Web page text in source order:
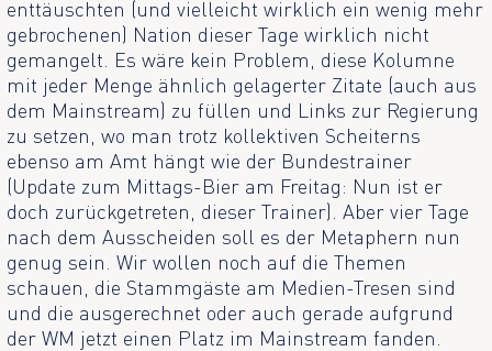
enttäuschten (und vielleicht wirklich ein wenig mehr
gebrochenen) Nation dieser Tage wirklich nicht
gemangelt. Es wäre kein Problem, diese Kolumne
mit jeder Menge ähnlich gelagerter Zitate (auch aus
dem Mainstream) zu füllen und Links zur Regierung
zu setzen, wo man trotz kollektiven Scheiterns
ebenso am Amt hängt wie der Bundestrainer
(Update zum Mittags-Bier am Freitag: Nun ist er
doch zurückgetreten, dieser Trainer). Aber vier Tage
nach dem Ausscheiden soll es der Metaphern nun
genug sein. Wir wollen noch auf die Themen
schauen, die Stammgäste am Medien-Tresen sind
und die ausgerechnet oder auch gerade aufgrund
der WM jetzt einen Platz im Mainstream fanden.